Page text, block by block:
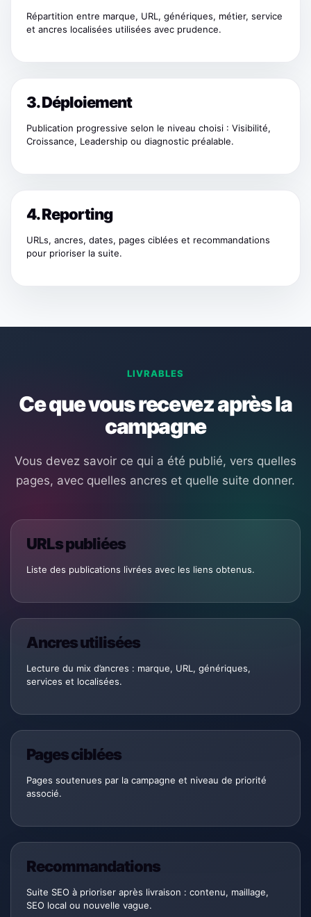
Répartition entre marque, URL, génériques, métier, service
et ancres localisées utilisées avec prudence.
3. Déploiement
Publication progressive selon le niveau choisi : Visibilité,
Croissance, Leadership ou diagnostic préalable.
4. Reporting
URLs, ancres, dates, pages ciblées et recommandations
pour prioriser la suite.
LIVRABLES
Ce que vous recevez après la
campagne
Vous devez savoir ce qui a été publié, vers quelles
pages, avec quelles ancres et quelle suite donner.
URLs publiées
Liste des publications livrées avec les liens obtenus.
Ancres utilisées
Lecture du mix d’ancres : marque, URL, génériques,
services et localisées.
Pages ciblées
Pages soutenues par la campagne et niveau de priorité
associé.
Recommandations
Suite SEO à prioriser après livraison : contenu, maillage,
SEO local ou nouvelle vague.